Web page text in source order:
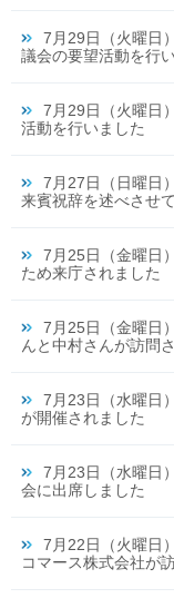
7月29日（火曜日
議会の要望活動を行
7月29日（火曜日
活動を行いました
7月27日（日曜日
来賓祝辞を述べさせ
7月25日（金曜日
ため来庁されました
7月25日（金曜日
んと中村さんが訪問
7月23日（水曜日
が開催されました
7月23日（水曜日
会に出席しました
7月22日（火曜日
コマース株式会社が